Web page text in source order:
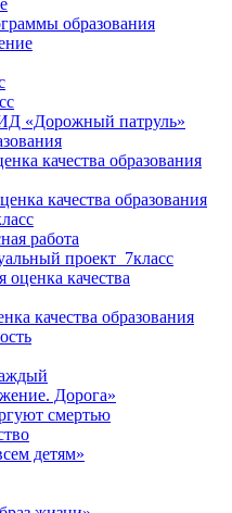
образования
«Дорожный патруль»
качества образования
качества образования
работа
проект_7класс
качества
качества образования
Дорога»
смертью
детям»